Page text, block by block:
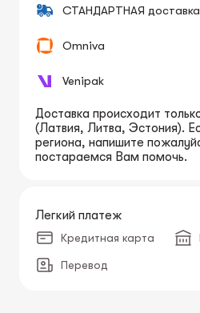
СТАНДАРТНАЯ
Omniva
Venipak
Доставка происходит
(Латвия, Литва, Эстония).
региона, напишите
постараемся Вам помочь.
Легкий платеж
Кредитная карта
Перевод